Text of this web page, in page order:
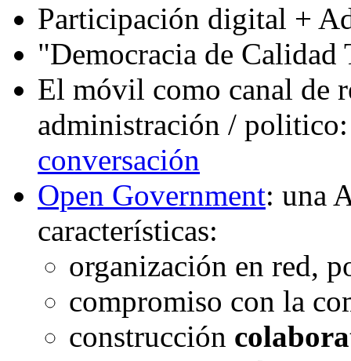
Participación digital +
"Democracia de Calidad
El móvil como canal de
administración /
conversación
Open Government: una
características:
organización en red,
compromiso con la
construcción